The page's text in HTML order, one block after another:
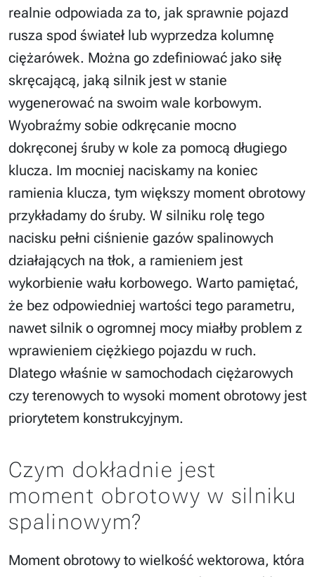
realnie odpowiada za to, jak sprawnie pojazd
rusza spod świateł lub wyprzedza kolumnę
ciężarówek. Można go zdefiniować jako siłę
skręcającą, jaką silnik jest w stanie
wygenerować na swoim wale korbowym.
Wyobraźmy sobie odkręcanie mocno
dokręconej śruby w kole za pomocą długiego
klucza. Im mocniej naciskamy na koniec
ramienia klucza, tym większy moment obrotowy
przykładamy do śruby. W silniku rolę tego
nacisku pełni ciśnienie gazów spalinowych
działających na tłok, a ramieniem jest
wykorbienie wału korbowego. Warto pamiętać,
że bez odpowiedniej wartości tego parametru,
nawet silnik o ogromnej mocy miałby problem z
wprawieniem ciężkiego pojazdu w ruch.
Dlatego właśnie w samochodach ciężarowych
czy terenowych to wysoki moment obrotowy jest
priorytetem konstrukcyjnym.
Czym dokładnie jest
moment obrotowy w silniku
spalinowym?
Moment obrotowy to wielkość wektorowa, która